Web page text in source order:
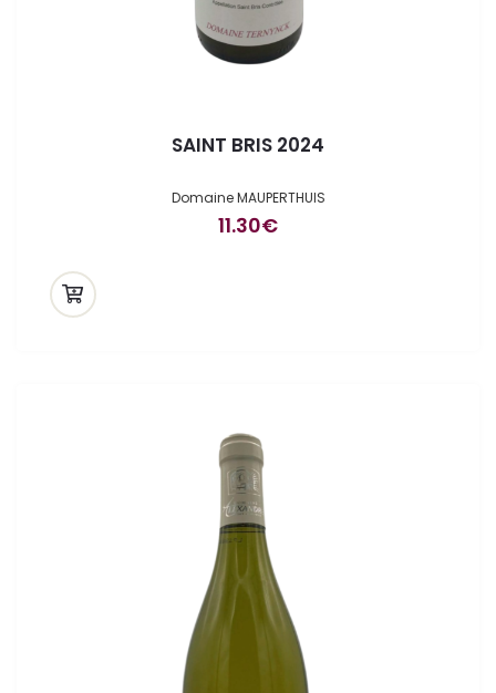
SAINT BRIS 2024
Domaine MAUPERTHUIS
11.30€